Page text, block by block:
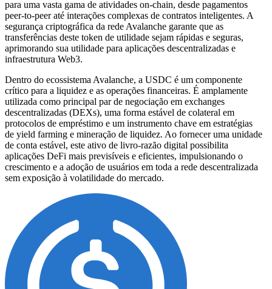
para uma vasta gama de atividades on-chain, desde pagamentos
peer-to-peer até interações complexas de contratos inteligentes. A
segurança criptográfica da rede Avalanche garante que as
transferências deste token de utilidade sejam rápidas e seguras,
aprimorando sua utilidade para aplicações descentralizadas e
infraestrutura Web3.
Dentro do ecossistema Avalanche, a USDC é um componente
crítico para a liquidez e as operações financeiras. É amplamente
utilizada como principal par de negociação em exchanges
descentralizadas (DEXs), uma forma estável de colateral em
protocolos de empréstimo e um instrumento chave em estratégias
de yield farming e mineração de liquidez. Ao fornecer uma unidade
de conta estável, este ativo de livro-razão digital possibilita
aplicações DeFi mais previsíveis e eficientes, impulsionando o
crescimento e a adoção de usuários em toda a rede descentralizada
sem exposição à volatilidade do mercado.